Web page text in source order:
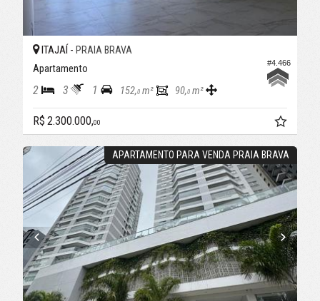
#4.466
ITAJAÍ - PRAIA BRAVA
Apartamento
2 3 1 152,0 m² 90,0 m²
R$ 2.300.000,00
APARTAMENTO PARA VENDA PRAIA BRAVA